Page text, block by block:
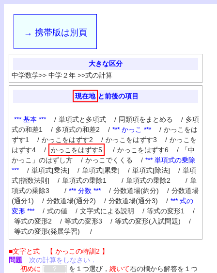
→ 携帯版は別頁
大きな区分
中学数学>> 中学２年 >>式の計算
現在地 と前後の項目
*** 基本 *** / 単項式と多項式 / 同類項をまとめる / 多項
式の和差1
/ 多項式の和差2 / *** かっこ *** / かっこをは
ずす1
/ かっこをはずす2 / かっこをはずす3 / かっこを
はずす4
/ かっこをはずす5 / かっこをはずす6 /
「中
かっこ」のはずし方
/ かっこでくくる / *** 単項式の乗除
***
/ 単項式[乗法] / 単項式[累乗] / 単項式[除法] / 単項
式[指数法則]
/ 単項式の乗除1 / 単項式の乗除2 / 単
項式の乗除3
/ *** 分数 *** / 分数道場(約分) / 分数道場
(通分1)
/ 分数道場(通分2) / 分数道場(通分3) / *** 式の
変形 ***
/ 式の値 / 文字式による説明 / 等式の変形1
/
等式の変形2
/ 等式の変形3 / 等式の変形(入試問題)
/
等式の変形(発展学習)
/
■文字と式 【 かっこの特訓2 】
問題
次の計算をしなさい．
初めに [ ？ ] を１つ選び， 続いて右の欄から解答を１つ